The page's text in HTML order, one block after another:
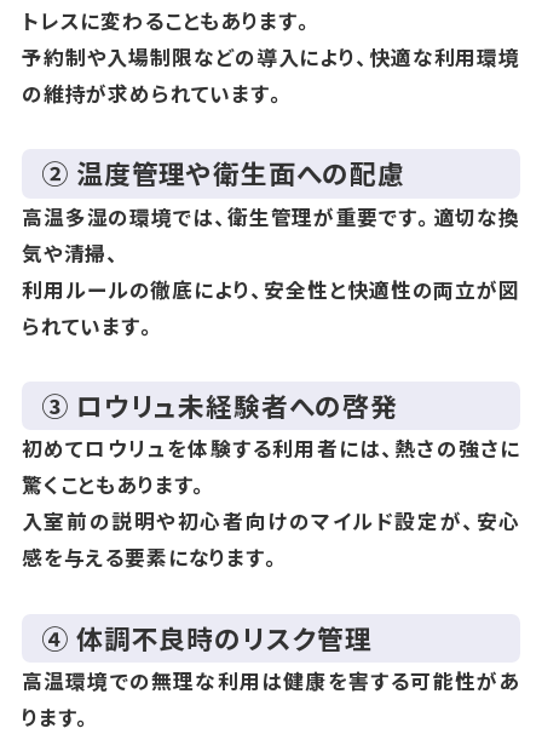
トレスに変わることもあります。
予約制や入場制限などの導入により、快適な利用環境
の維持が求められています。
② 温度管理や衛生面への配慮
高温多湿の環境では、衛生管理が重要です。適切な換
気や清掃、
利用ルールの徹底により、安全性と快適性の両立が図
られています。
③ ロウリュ未経験者への啓発
初めてロウリュを体験する利用者には、熱さの強さに
驚くこともあります。
入室前の説明や初心者向けのマイルド設定が、安心
感を与える要素になります。
④ 体調不良時のリスク管理
高温環境での無理な利用は健康を害する可能性があ
ります。